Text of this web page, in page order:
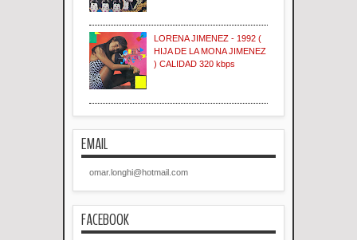
LORENA JIMENEZ - 1992 (
HIJA DE LA MONA JIMENEZ
) CALIDAD 320 kbps
EMAIL
omar.longhi@hotmail.com
FACEBOOK